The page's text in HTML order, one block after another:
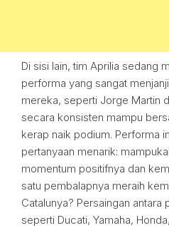
Di sisi lain, tim Aprilia sedang
performa yang sangat
mereka, seperti Jorge Martin
secara konsisten mampu
kerap naik podium. Performa
pertanyaan menarik:
momentum positifnya dan
satu pembalapnya meraih
Catalunya? Persaingan
seperti Ducati, Yamaha,